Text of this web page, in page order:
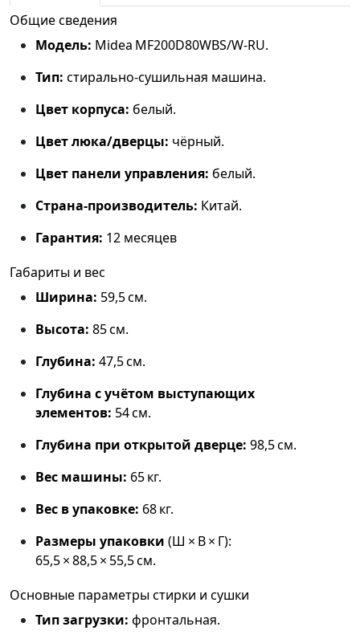
Общие сведения
Модель: Midea MF200D80WBS/W‑RU.
Тип: стирально‑сушильная машина.
Цвет корпуса: белый.
Цвет люка/дверцы: чёрный.
Цвет панели управления: белый.
Страна‑производитель: Китай.
Гарантия: 12 месяцев
Габариты и вес
Ширина: 59,5 см.
Высота: 85 см.
Глубина: 47,5 см.
Глубина с учётом выступающих
элементов: 54 см.
Глубина при открытой дверце: 98,5 см.
Вес машины: 65 кг.
Вес в упаковке: 68 кг.
Размеры упаковки (Ш × В × Г):
65,5 × 88,5 × 55,5 см.
Основные параметры стирки и сушки
Тип загрузки: фронтальная.